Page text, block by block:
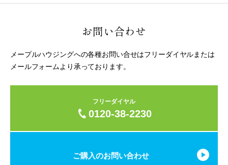
お問い合わせ
メープルハウジングへの各種お問い合せはフリーダイヤルまたは
メールフォームより承っております。
フリーダイヤル
0120-38-2230
ご購入のお問い合わせ